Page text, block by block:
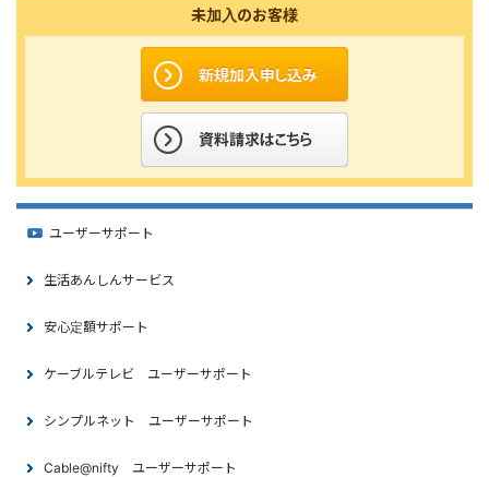
未加入のお客様
ユーザーサポート
生活あんしんサービス
安心定額サポート
ケーブルテレビ ユーザーサポート
シンプルネット ユーザーサポート
Cable@nifty ユーザーサポート